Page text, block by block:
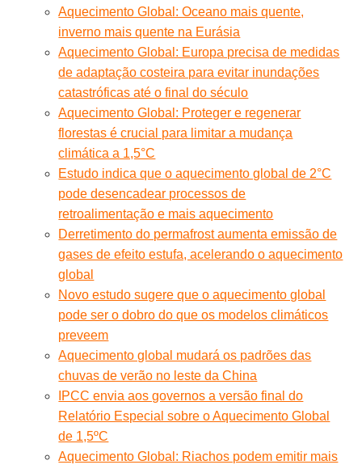
Aquecimento Global: Oceano mais quente,
inverno mais quente na Eurásia
Aquecimento Global: Europa precisa de medidas
de adaptação costeira para evitar inundações
catastróficas até o final do século
Aquecimento Global: Proteger e regenerar
florestas é crucial para limitar a mudança
climática a 1,5°C
Estudo indica que o aquecimento global de 2°C
pode desencadear processos de
retroalimentação e mais aquecimento
Derretimento do permafrost aumenta emissão de
gases de efeito estufa, acelerando o aquecimento
global
Novo estudo sugere que o aquecimento global
pode ser o dobro do que os modelos climáticos
preveem
Aquecimento global mudará os padrões das
chuvas de verão no leste da China
IPCC envia aos governos a versão final do
Relatório Especial sobre o Aquecimento Global
de 1,5ºC
Aquecimento Global: Riachos podem emitir mais